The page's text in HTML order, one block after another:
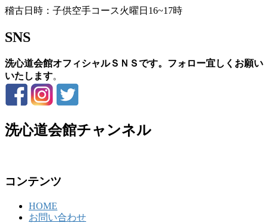
稽古日時：子供空手コース火曜日16~17時
SNS
洗心道会館オフィシャルＳＮＳです。フォロー宜しくお願い
いたします。
洗心道会館チャンネル
コンテンツ
HOME
お問い合わせ